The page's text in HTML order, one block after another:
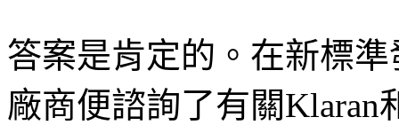
答案是肯定的。在新標
廠商便諮詢了有關Klaran